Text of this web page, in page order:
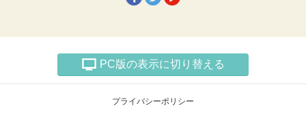
PC版の表示に切り替える
プライバシーポリシー